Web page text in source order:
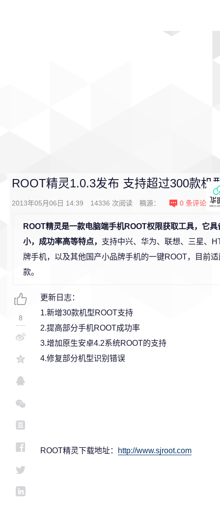
ROOT精灵1.0.3发布 支持超过300款机
2013年05月06日 14:39 14336 次阅读 稿源： 0 条评论
ROOT精灵是一款电脑端手机ROOT权限获取工具，它
小，成功率高等特点， 支持中兴、华为、联想、三星、
牌手机，以及其他国产小品牌手机的一键ROOT，目前
款。
更新日志：
1.新增30款机型ROOT支持
2.提高部分手机ROOT成功率
3.增加原生安卓4.2系统ROOT的支持
4.修复部分机型识别错误
ROOT精灵下载地址： http://www.sjroot.com
8